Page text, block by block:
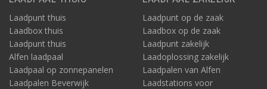
Laadpunt thuis
Laadbox thuis
Laadpunt thuis
Alfen laadpaal
Laadpaal op zonnepanelen
Laadpalen Beverwijk
Laadpunt op de zaak
Laadbox op de zaak
Laadpunt zakelijk
Laadoplossing zakelijk
Laadpalen van Alfen
Laadstations voor